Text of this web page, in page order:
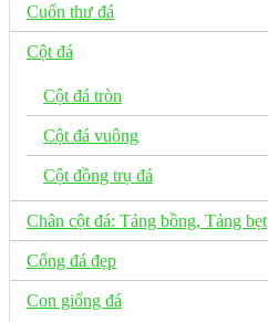
Cuốn thư đá
Cột đá
Cột đá tròn
Cột đá vuông
Cột đồng trụ đá
Chân cột đá: Tảng bồng, Tảng bẹt
Cổng đá đẹp
Con giống đá